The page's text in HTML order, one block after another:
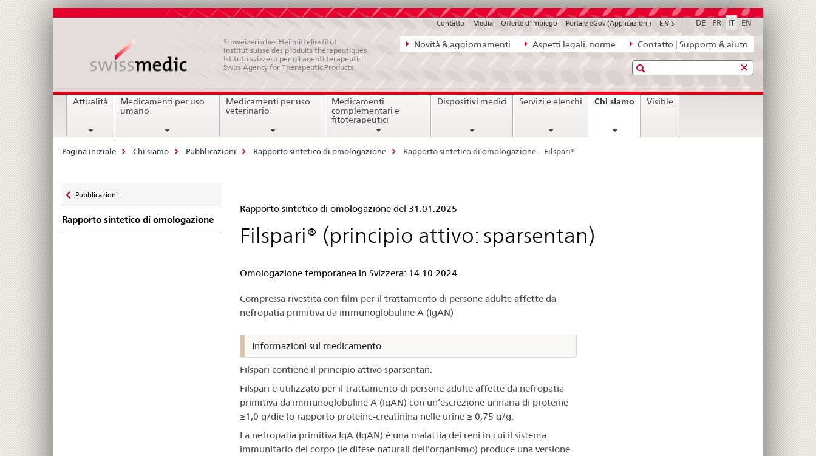
Navigazione
diretta:
aspetti
Novità & aggiornamenti Aspetti legali, norme Contatto | Supporto & aiuto
DE FR IT EN
Contatto Media Offerte d'impiego Portale eGov (Applicazioni) ElViS
Schweizerisches Heilmittelinstitut
Institut suisse des produits thérapeutiques
Istituto svizzero per gli agenti terapeutici
Swiss Agency for Therapeutic Products
Ricerca
Navigation
Attualità
Medicamenti per uso
umano
Medicamenti per uso
veterinario
Medicamenti
complementari e
fitoterapeutici
Dispositivi medici Servizi e elenchi Chi siamocurrent
Visible
Breadcrumb
Pagina iniziale Chi siamo Pubblicazioni Rapporto sintetico di omologazione Rapporto sintetico di omologazione – Filspari®
zu
Pubblicazioni
Rapporto sintetico di omologazione
Rapporto
sintetico
omologazione
–
Filspari®
Rapporto sintetico di omologazione del 31.01.2025
Filspari® (principio attivo: sparsentan)
Omologazione temporanea in Svizzera: 14.10.2024
Compressa rivestita con film per il trattamento di persone adulte affette da
nefropatia primitiva da immunoglobuline A (IgAN)
Informazioni sul medicamento
Filspari contiene il principio attivo sparsentan.
Filspari è utilizzato per il trattamento di persone adulte affette da nefropatia
primitiva da immunoglobuline A (IgAN) con un’escrezione urinaria di proteine
≥1,0 g/die (o rapporto proteine-creatinina nelle urine ≥ 0,75 g/g.
La nefropatia primitiva IgA (IgAN) è una malattia dei reni in cui il sistema
immunitario del corpo (le difese naturali dell’organismo) produce una versione